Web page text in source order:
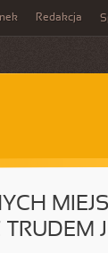
Redakcja